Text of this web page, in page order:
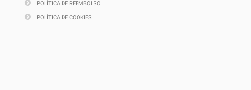
POLÍTICA DE REEMBOLSO
POLÍTICA DE COOKIES